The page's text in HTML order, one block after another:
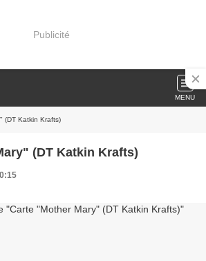
Publicité
MENU
(DT Katkin Krafts)
(DT Katkin Krafts)